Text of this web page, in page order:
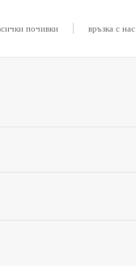
почивки | връзка с нас